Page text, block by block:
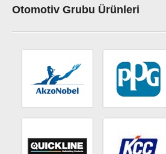
Otomotiv Grubu Ürünleri